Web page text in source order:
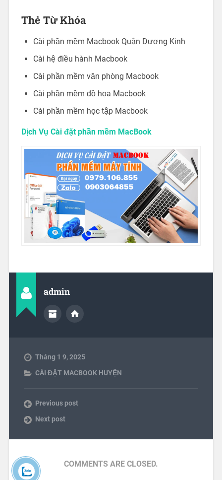
Thẻ Từ Khóa
Cài phần mềm Macbook Quận Dương Kinh
Cài hệ điều hành Macbook
Cài phần mềm văn phòng Macbook
Cài phần mềm đồ họa Macbook
Cài phần mềm học tập Macbook
Dịch Vụ Cài đặt phần mềm MacBook
admin
Tháng 1 9, 2025
CÀI ĐẶT MACBOOK HUYỆN
Previous post
Next post
COMMENTS ARE CLOSED.